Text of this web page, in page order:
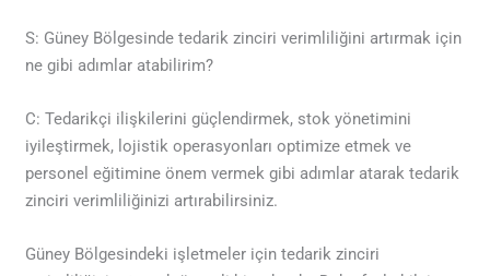
S: Güney Bölgesinde tedarik zinciri verimliliğini artırmak için
ne gibi adımlar atabilirim?
C: Tedarikçi ilişkilerini güçlendirmek, stok yönetimini
iyileştirmek, lojistik operasyonları optimize etmek ve
personel eğitimine önem vermek gibi adımlar atarak tedarik
zinciri verimliliğinizi artırabilirsiniz.
Güney Bölgesindeki işletmeler için tedarik zinciri